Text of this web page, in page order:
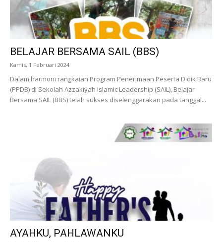
BELAJAR BERSAMA SAIL (BBS)
Kamis, 1 Februari 2024
Dalam harmoni rangkaian Program Penerimaan Peserta Didik Baru
(PPDB) di Sekolah Azzakiyah Islamic Leadership (SAIL), Belajar
Bersama SAIL (BBS) telah sukses diselenggarakan pada tanggal...
AYAHKU, PAHLAWANKU